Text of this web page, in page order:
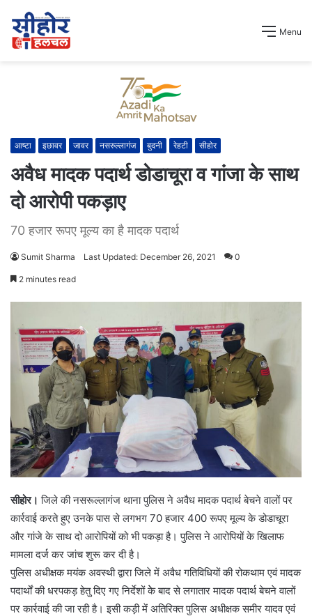
Menu
आष्टा इछावर जावर नसरुल्लागंज बुदनी रेहटी सीहोर
अवैध मादक पदार्थ डोडाचूरा व गांजा के साथ
दो आरोपी पकड़ाए
70 हजार रूपए मूल्य का है मादक पदार्थ
Sumit Sharma Last Updated: December 26, 2021 0
2 minutes read
सीहोर।जिले की नसरूल्लागंज थाना पुलिस ने अवैध मादक पदार्थ बेचने वालों पर
कार्रवाई करते हुए उनके पास से लगभग 70 हजार 400 रूपए मूल्य के डोडाचूरा
और गांजे के साथ दो आरोपियों को भी पकड़ा है। पुलिस ने आरोपियों के खिलाफ
मामला दर्ज कर जांच शुरू कर दी है।
पुलिस अधीक्षक मयंक अवस्थी द्वारा जिले में अवैध गतिविधियों की रोकथाम एवं मादक
पदार्थों की धरपकड़ हेतु दिए गए निर्देशों केे बाद से लगातार मादक पदार्थ बेचने वालों
पर कार्रवाई की जा रही है। इसी कड़ी में अतिरिक्त पुलिस अधीक्षक समीर यादव एवं